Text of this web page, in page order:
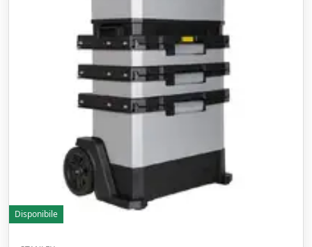
Disponibile